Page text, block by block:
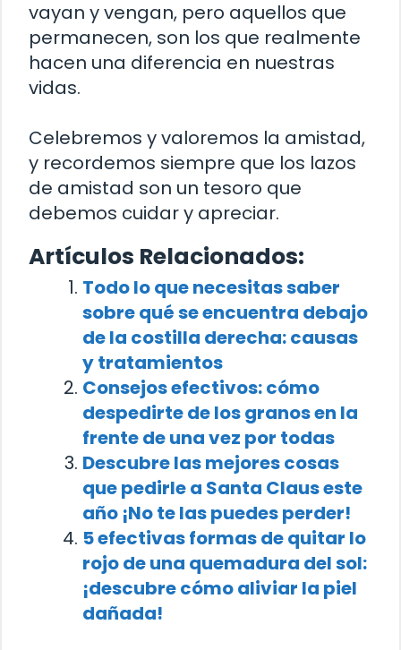
vayan y vengan, pero aquellos que
permanecen, son los que realmente
hacen una diferencia en nuestras
vidas.
Celebremos y valoremos la amistad,
y recordemos siempre que los lazos
de amistad son un tesoro que
debemos cuidar y apreciar.
Artículos Relacionados:
Todo lo que necesitas saber
sobre qué se encuentra debajo
de la costilla derecha: causas
y tratamientos
Consejos efectivos: cómo
despedirte de los granos en la
frente de una vez por todas
Descubre las mejores cosas
que pedirle a Santa Claus este
año ¡No te las puedes perder!
5 efectivas formas de quitar lo
rojo de una quemadura del sol:
¡descubre cómo aliviar la piel
dañada!